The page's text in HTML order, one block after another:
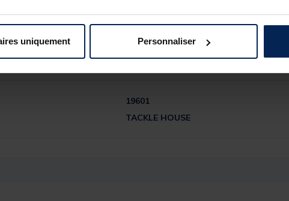
uniquement Personnaliser
19601
TACKLE HOUSE